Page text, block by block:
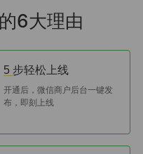
6大理由
5 步轻松上线
开通后，微信商户后台一键发
布，即刻上线